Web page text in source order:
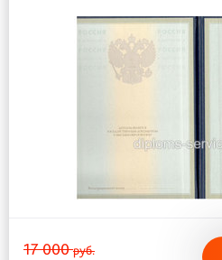
17 000руб.